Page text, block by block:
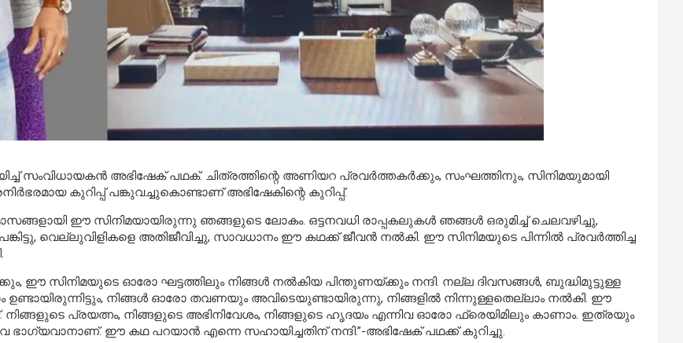
സംവിധായകൻ അഭിഷേക് പഥക്. ചിത്രത്തിന്റെ അണിയറ പ്രവർത്തകർക്കും, സംഘത്തിനും, സിനിമയുമായി
കുറിപ്പ് പങ്കുവച്ചുകൊണ്ടാണ് അഭിഷേകിന്റെ കുറിപ്പ്.
ഈ സിനിമയായിരുന്നു ഞങ്ങളുടെ ലോകം. ഒട്ടനവധി രാപ്പകലുകൾ ഞങ്ങൾ ഒരുമിച്ച് ചെലവഴിച്ചു,
പങ്കിട്ടു, വെല്ലുവിളികളെ അതിജീവിച്ചു, സാവധാനം ഈ കഥക്ക് ജീവൻ നൽകി. ഈ സിനിമയുടെ പിന്നിൽ പ്രവർത്തിച്ച
ഈ സിനിമയുടെ ഓരോ ഘട്ടത്തിലും നിങ്ങൾ നൽകിയ പിന്തുണയ്ക്കും നന്ദി. നല്ല ദിവസങ്ങൾ, ബുദ്ധിമുട്ടുള്ള
നിങ്ങൾ ഓരോ തവണയും അവിടെയുണ്ടായിരുന്നു, നിങ്ങളിൽ നിന്നുള്ളതെല്ലാം നൽകി. ഈ
പ്രയത്നം, നിങ്ങളുടെ അഭിനിവേശം, നിങ്ങളുടെ ഹൃദയം എന്നിവ ഓരോ ഫ്രെയിമിലും കാണാം. ഇത്രയും
ഭാഗ്യവാനാണ്. ഈ കഥ പറയാൻ എന്നെ സഹായിച്ചതിന് നന്ദി.”-അഭിഷേക് പഥക്ക് കുറിച്ചു.